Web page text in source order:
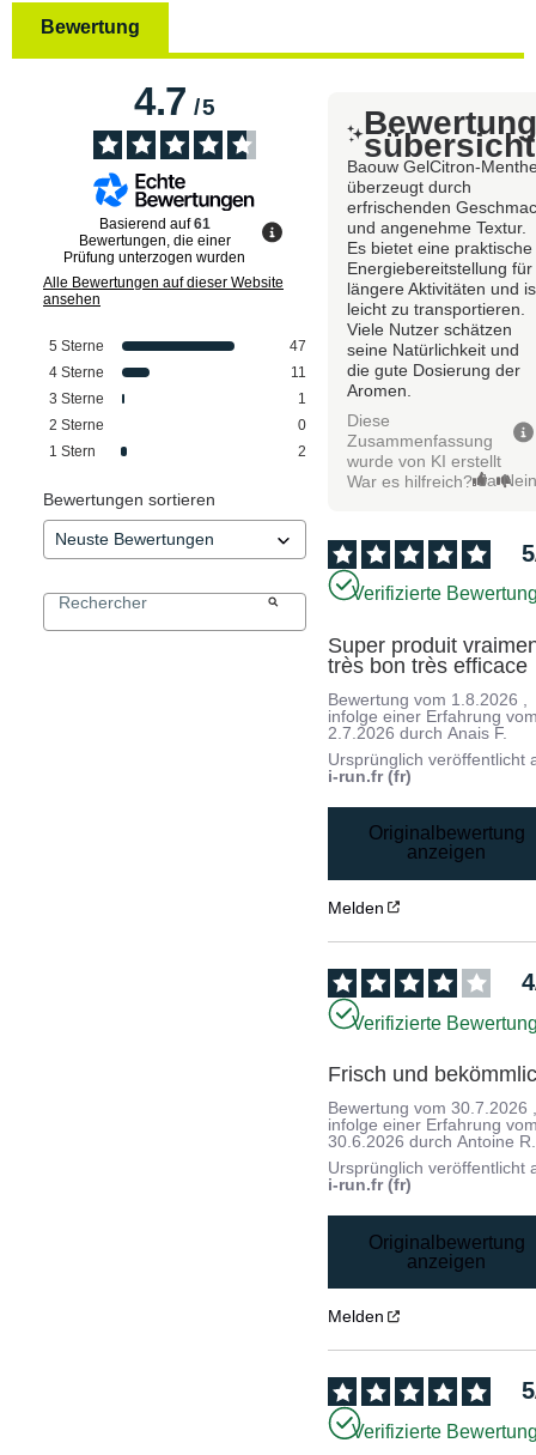
Bewertung
4.7/5
Basierend auf61
Bewertungen, die einer
Prüfung unterzogen wurden
Alle Bewertungen auf dieser Website
ansehen
5 Sterne
47
4 Sterne
11
3 Sterne
1
2 Sterne
0
1 Stern 2
Bewertungen sortieren
sübersicht
Baouw GelCitron-
überzeugt durch
erfrischenden
und angenehme Textur.
Es bietet eine praktische
Energiebereitstellung für
längere Aktivitäten und
leicht zu transportieren.
Viele Nutzer schätzen
seine Natürlichkeit und
die gute Dosierung der
Aromen.
Diese
Zusammenfassung
wurde von KI erstellt
War es hilfreich? Ja
5
Verifizierte
Super produit
très bon très efficace
Bewertung vom 1.8.2026
infolge einer Erfahrung
2.7.2026 durchAnais F.
Ursprünglich veröffentlicht
i-run.fr (fr)
Originalbewertung
anzeigen
Melden
4
Verifizierte
Frisch und
Bewertung vom30.7.2026
infolge einer Erfahrung
30.6.2026 durchAntoine R.
Ursprünglich veröffentlicht
i-run.fr (fr)
Originalbewertung
anzeigen
Melden
5
Verifizierte